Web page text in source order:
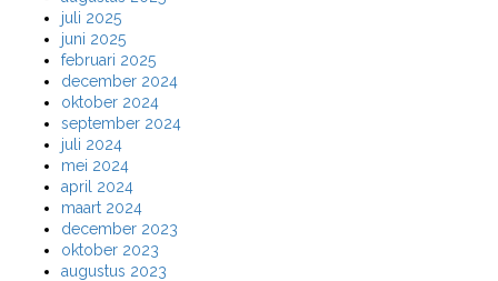
juli 2025
juni 2025
februari 2025
december 2024
oktober 2024
september 2024
juli 2024
mei 2024
april 2024
maart 2024
december 2023
oktober 2023
augustus 2023